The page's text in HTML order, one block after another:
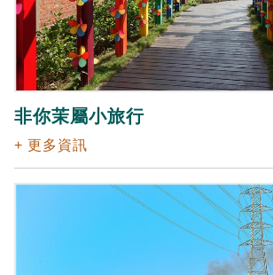
非你茉屬小旅行
+ 更多資訊